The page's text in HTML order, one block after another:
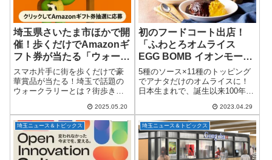
埼玉県さいたま市ほかで開
催！歩くだけでAmazonギ
フト券が当たる「ウォーク
ラリー」最新イベント情報
【健康×街歩きで地域発
見！】
スマホ片手に街を歩くだけで豪
華賞品が当たる！埼玉で話題の
ウォークラリーとは？街歩きが
そんな願いを叶えてくれる注目
のイベント「ウォークラリー」
が、いよいよ埼玉県・さいたま
市ほか各地でスタート...
2025.05.20
初のフードコート出店！
「ふわとろオムライス
EGG BOMB イオンモール
浦和美園店」4月29日オー
プン！
5種のソース×11種のトッピング
でアナタだけのオムライスに！
日本生まれで、誕生以来100年以
ムライス」。日本の食文化の中
ですっかり市民権を獲得し、不
動の人気を誇る洋食の王様。そ
の楽しみ方を...
2023.04.29
埼玉ニュース＆トピックス 埼玉ニュース＆トピックス